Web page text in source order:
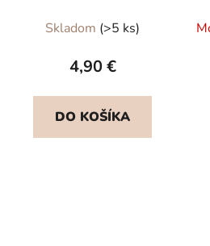
Skladom (>5 ks)
4,90 €
DO KOŠÍKA